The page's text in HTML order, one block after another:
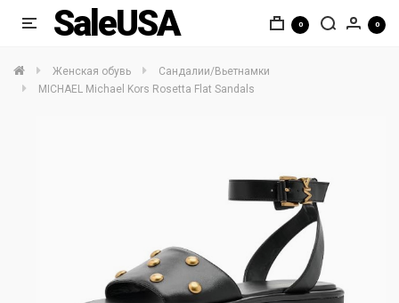
SaleUSA 0 0
Женская обувь
Сандалии/Вьетнамки
MICHAEL Michael Kors Rosetta Flat Sandals